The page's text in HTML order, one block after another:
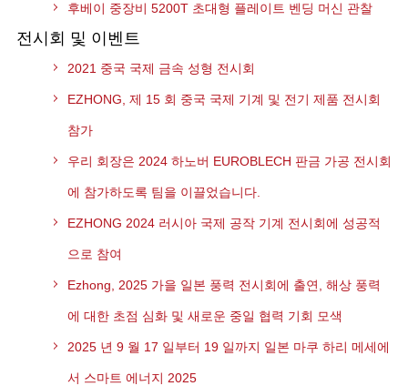
후베이 중장비 5200T 초대형 플레이트 벤딩 머신 관찰
전시회 및 이벤트
2021 중국 국제 금속 성형 전시회
EZHONG, 제 15 회 중국 국제 기계 및 전기 제품 전시회
참가
우리 회장은 2024 하노버 EUROBLECH 판금 가공 전시회
에 참가하도록 팀을 이끌었습니다.
EZHONG 2024 러시아 국제 공작 기계 전시회에 성공적
으로 참여
Ezhong, 2025 가을 일본 풍력 전시회에 출연, 해상 풍력
에 대한 초점 심화 및 새로운 중일 협력 기회 모색
2025 년 9 월 17 일부터 19 일까지 일본 마쿠 하리 메세에
서 스마트 에너지 2025